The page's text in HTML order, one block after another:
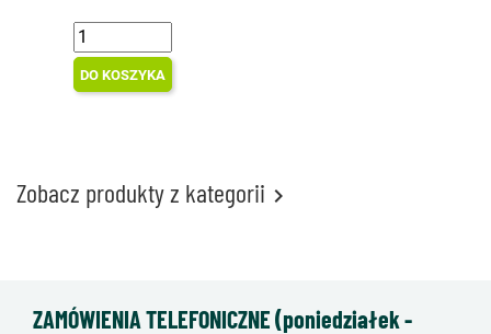
DO KOSZYKA
Zobacz produkty z kategorii 
ZAMÓWIENIA TELEFONICZNE (poniedziałek -